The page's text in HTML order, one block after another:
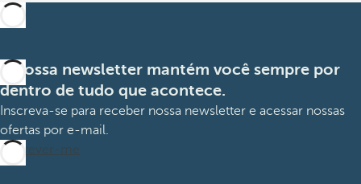
A nossa newsletter mantém você sempre por
dentro de tudo que acontece.
Inscreva-se para receber nossa newsletter e acessar nossas
ofertas por e-mail.
Inscrever-me